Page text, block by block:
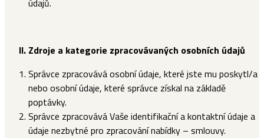
údajů.
II. Zdroje a kategorie zpracovávaných osobních údajů
Správce zpracovává osobní údaje, které jste mu poskytl/a
nebo osobní údaje, které správce získal na základě
poptávky.
Správce zpracovává Vaše identifikační a kontaktní údaje a
údaje nezbytné pro zpracování nabídky – smlouvy.